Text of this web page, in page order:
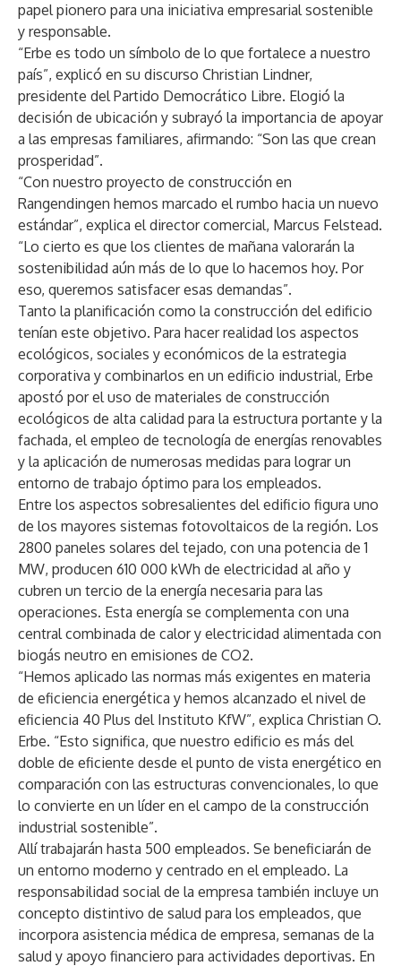
papel pionero para una iniciativa empresarial sostenible
y responsable.
“Erbe es todo un símbolo de lo que fortalece a nuestro
país”, explicó en su discurso Christian Lindner,
presidente del Partido Democrático Libre. Elogió la
decisión de ubicación y subrayó la importancia de apoyar
a las empresas familiares, afirmando: “Son las que crean
prosperidad”.
“Con nuestro proyecto de construcción en
Rangendingen hemos marcado el rumbo hacia un nuevo
estándar”, explica el director comercial, Marcus Felstead.
“Lo cierto es que los clientes de mañana valorarán la
sostenibilidad aún más de lo que lo hacemos hoy. Por
eso, queremos satisfacer esas demandas”.
Tanto la planificación como la construcción del edificio
tenían este objetivo. Para hacer realidad los aspectos
ecológicos, sociales y económicos de la estrategia
corporativa y combinarlos en un edificio industrial, Erbe
apostó por el uso de materiales de construcción
ecológicos de alta calidad para la estructura portante y la
fachada, el empleo de tecnología de energías renovables
y la aplicación de numerosas medidas para lograr un
entorno de trabajo óptimo para los empleados.
Entre los aspectos sobresalientes del edificio figura uno
de los mayores sistemas fotovoltaicos de la región. Los
2800 paneles solares del tejado, con una potencia de 1
MW, producen 610 000 kWh de electricidad al año y
cubren un tercio de la energía necesaria para las
operaciones. Esta energía se complementa con una
central combinada de calor y electricidad alimentada con
biogás neutro en emisiones de CO2.
“Hemos aplicado las normas más exigentes en materia
de eficiencia energética y hemos alcanzado el nivel de
eficiencia 40 Plus del Instituto KfW”, explica Christian O.
Erbe. “Esto significa, que nuestro edificio es más del
doble de eficiente desde el punto de vista energético en
comparación con las estructuras convencionales, lo que
lo convierte en un líder en el campo de la construcción
industrial sostenible”.
Allí trabajarán hasta 500 empleados. Se beneficiarán de
un entorno moderno y centrado en el empleado. La
responsabilidad social de la empresa también incluye un
concepto distintivo de salud para los empleados, que
incorpora asistencia médica de empresa, semanas de la
salud y apoyo financiero para actividades deportivas. En